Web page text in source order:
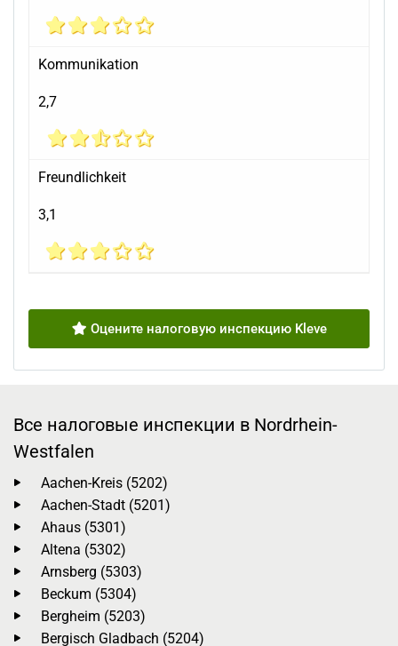
Kommunikation
2,7
Freundlichkeit
3,1
Оцените налоговую инспекцию Kleve
Все налоговые инспекции в Nordrhein-
Westfalen
Aachen-Kreis (5202)
Aachen-Stadt (5201)
Ahaus (5301)
Altena (5302)
Arnsberg (5303)
Beckum (5304)
Bergheim (5203)
Bergisch Gladbach (5204)